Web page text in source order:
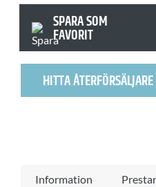
SPARA SOM
FAVORIT
HITTA ÅTERFÖRSÄLJARE
Information